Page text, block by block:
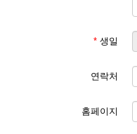
* 생일
연락처
홈페이지